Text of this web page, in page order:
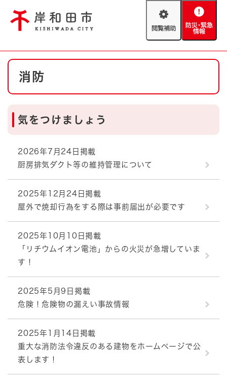
閲
助
防
緊
やさしい日本語
文字サイズ 標準 拡大
背景色変更 白 黒 青
とじる
ハザードマップ AED設置箇所
本
消防
気をつけましょう
2026年7月24日掲載
厨房排気ダクト等の維持管理について
2025年12月24日掲載
屋外で焼却行為をする際は事前届出が必要です
2025年10月10日掲載
「リチウムイオン電池」からの火災が急増していま
す！
2025年5月9日掲載
危険！危険物の漏えい事故情報
2025年1月14日掲載
重大な消防法令違反のある建物をホームページで公
表します！